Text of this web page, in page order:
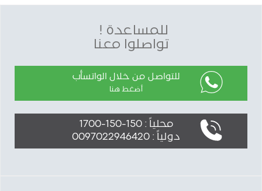
للمساعدة !
تواصلوا معنا
للتواصل من خلال الواتسأب
أضغط هنا
محلياً : 150-150-1700
دولياً : 0097022946420